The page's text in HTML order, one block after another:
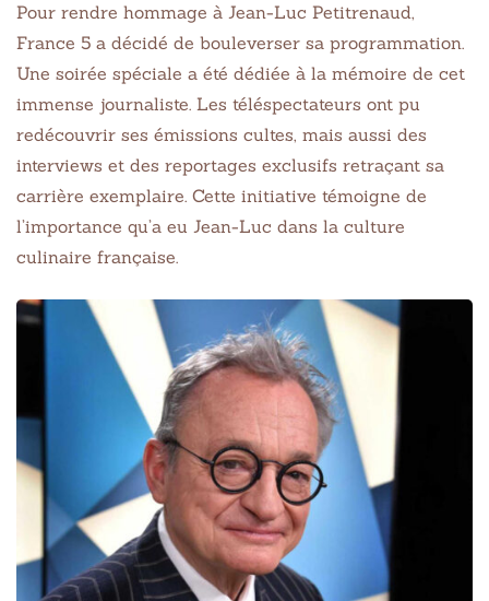
Pour rendre hommage à Jean-Luc Petitrenaud,
France 5 a décidé de bouleverser sa programmation.
Une soirée spéciale a été dédiée à la mémoire de cet
immense journaliste. Les téléspectateurs ont pu
redécouvrir ses émissions cultes, mais aussi des
interviews et des reportages exclusifs retraçant sa
carrière exemplaire. Cette initiative témoigne de
l’importance qu’a eu Jean-Luc dans la culture
culinaire française.